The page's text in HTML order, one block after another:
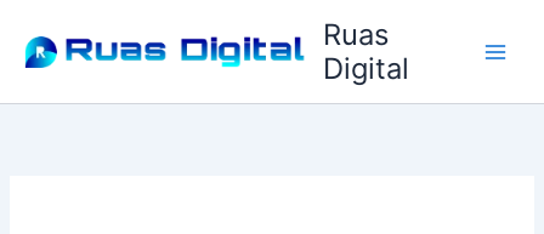
konten
Ruas
Digital